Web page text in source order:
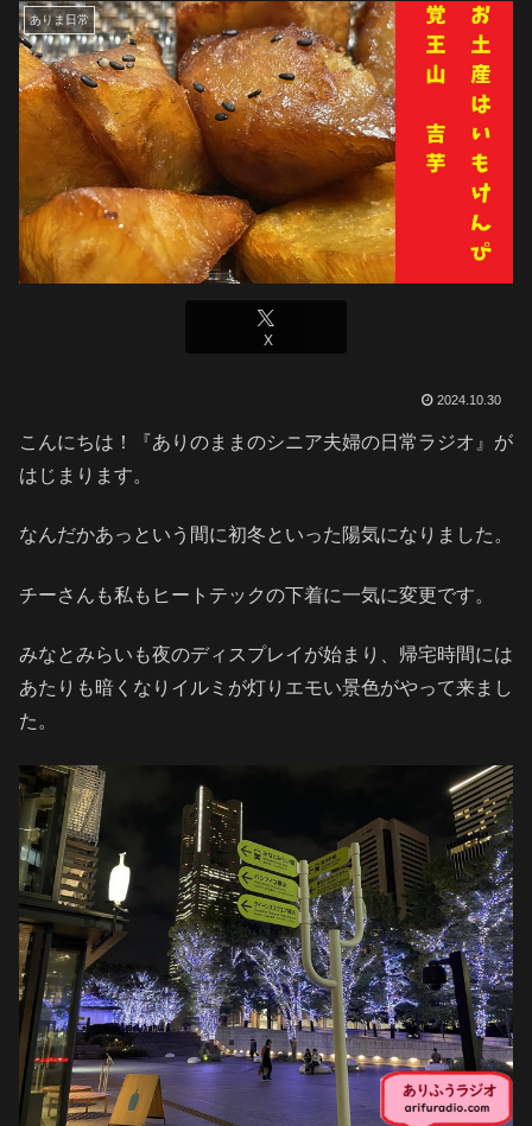
ありま日常
X
2024.10.30
こんにちは！『ありのままのシニア夫婦の日常ラジオ』が
はじまります。
なんだかあっという間に初冬といった陽気になりました。
チーさんも私もヒートテックの下着に一気に変更です。
みなとみらいも夜のディスプレイが始まり、帰宅時間には
あたりも暗くなりイルミが灯りエモい景色がやって来まし
た。